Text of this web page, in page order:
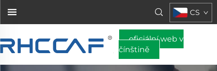
CS
oficiální web v
čínštině